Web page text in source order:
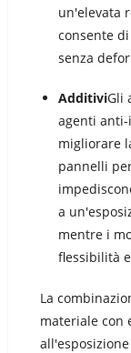
un'elevata
consente
senza
AdditiviGli
agenti
migliorare
pannelli
a
mentre i
flessibilità
La
materiale con